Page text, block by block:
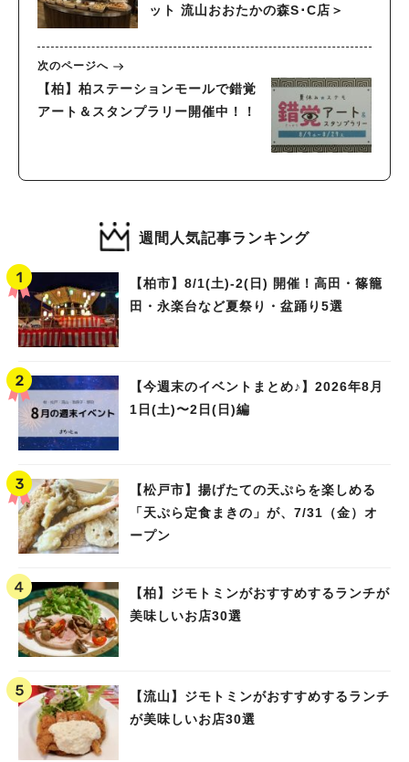
ット 流山おおたかの森S･C店＞
次のページへ
【柏】柏ステーションモールで錯覚
アート＆スタンプラリー開催中！！
週間人気記事ランキング
【柏市】8/1(土)‐2(日) 開催！高田・篠籠
田・永楽台など夏祭り・盆踊り5選
【今週末のイベントまとめ♪】2026年8月
1日(土)〜2日(日)編
【松戸市】揚げたての天ぷらを楽しめる
「天ぷら定食まきの」が、7/31（金）オ
ープン
【柏】ジモトミンがおすすめするランチが
美味しいお店30選
【流山】ジモトミンがおすすめするランチ
が美味しいお店30選